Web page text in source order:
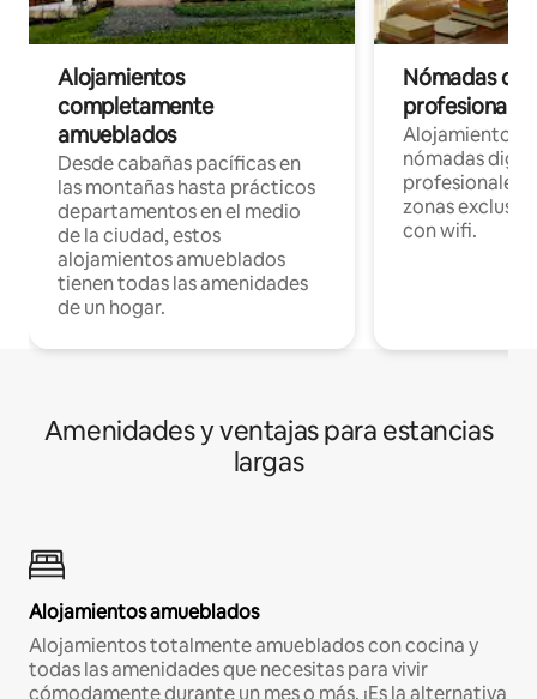
Alojamientos
completamente
amueblados
Desde cabañas pacíficas en
las montañas hasta prácticos
departamentos en el medio
de la ciudad, estos
alojamientos amueblados
tienen todas las amenidades
de un hogar.
Nómadas
Alojamientos
nómadas
profesionales
zonas
con wifi.
Amenidades y ventajas para estancias
largas
Alojamientos amueblados
Alojamientos totalmente amueblados con cocina y
todas las amenidades que necesitas para vivir
cómodamente durante un mes o más. ¡Es la alternativa